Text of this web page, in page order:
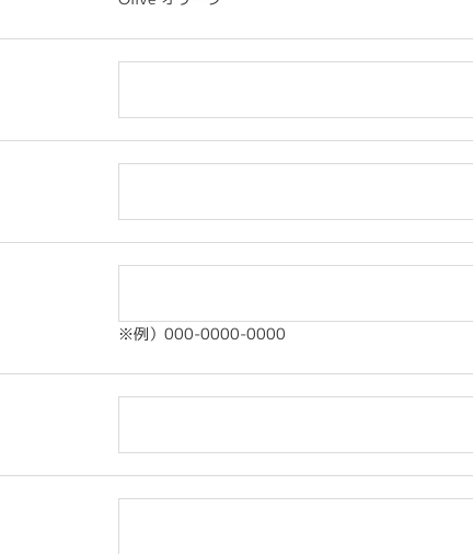
※例）000-0000-0000